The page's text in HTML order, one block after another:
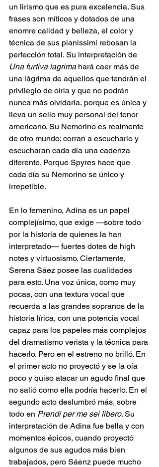
un lirismo que es pura excelencia. Sus
frases son míticos y dotados de una
enomre calidad y belleza, el color y
técnica de sus pianissimi rebosan la
perfección total. Su interpretación de
Una furtiva lagrima hará caer más de
una lágrima de aquellos que tendrán el
privilegio de oírla y que no podrán
nunca más olvidarla, porque es única y
lleva un sello muy personal del tenor
americano. Su Nemorino es realmente
de otro mundo; corran a escucharlo y
escucharan cada día una cadenza
diferente. Porque Spyres hace que
cada día su Nemorino se único y
irrepetible.
En lo femenino, Adina es un papel
complejísimo, que exige —sobre todo
por la historia de quienes la han
interpretado— fuertes dotes de high
notes y virtuosismo. Ciertamente,
Serena Sáez posee las cualidades
para esto. Una voz única, como muy
pocas, con una textura vocal que
recuerda a las grandes sopranos de la
historia lírica, con una potencia vocal
capaz para los papeles más complejos
del dramatismo verista y la técnica para
hacerlo. Pero en el estreno no brilló. En
el primer acto no proyectó y se la oía
poco y quiso atacar un agudo final que
no salió como ella podría hacerlo. En el
segundo acto deslumbró más, sobre
todo en Prendi per me sei libero. Su
interpretación de Adina fue bella y con
momentos épicos, cuando proyectó
algunos de sus agudos más bien
trabajados, pero Sáenz puede mucho